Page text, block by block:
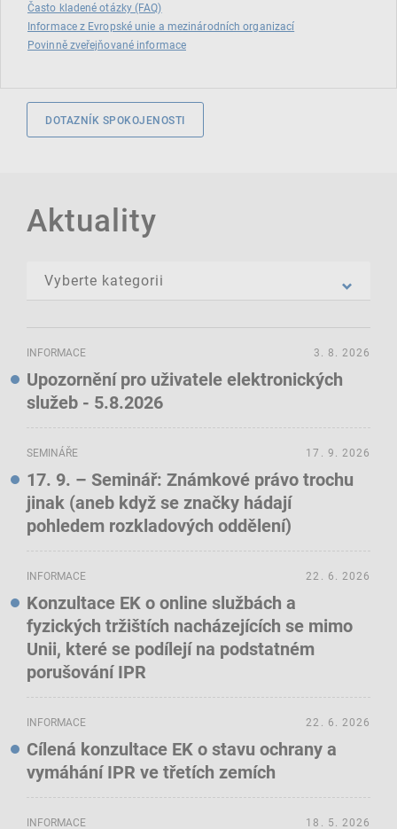
Často kladené otázky (FAQ)
Informace z Evropské unie a mezinárodních organizací
Povinně zveřejňované informace
DOTAZNÍK SPOKOJENOSTI
Aktuality
INFORMACE
Upozornění pro uživatele elektronických
služeb - 5.8.2026
3. 8. 2026
SEMINÁŘE
17. 9. – Seminář: Známkové právo trochu
jinak (aneb když se značky hádají
pohledem rozkladových oddělení)
17. 9. 2026
INFORMACE
Konzultace EK o online službách a
fyzických tržištích nacházejících se mimo
Unii, které se podílejí na podstatném
porušování IPR
22. 6. 2026
INFORMACE
Cílená konzultace EK o stavu ochrany a
vymáhání IPR ve třetích zemích
22. 6. 2026
INFORMACE 18. 5. 2026